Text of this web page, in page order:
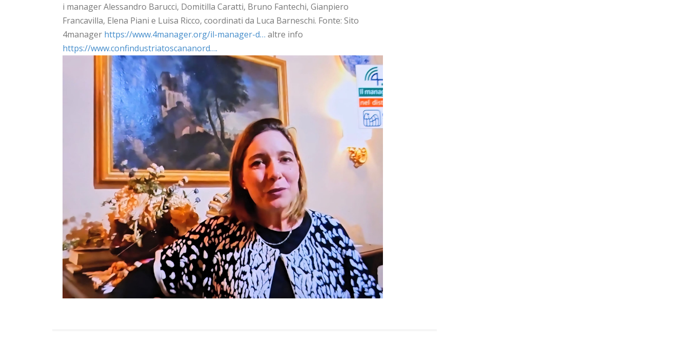
i manager Alessandro Barucci, Domitilla Caratti, Bruno Fantechi, Gianpiero
Francavilla, Elena Piani e Luisa Ricco, coordinati da Luca Barneschi. Fonte: Sito
4manager https://www.4manager.org/il-manager-d… altre info
https://www.confindustriatoscananord….